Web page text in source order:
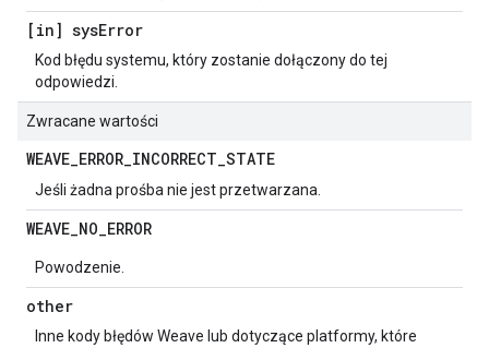
[in] sysError
Kod błędu systemu, który zostanie dołączony do tej
odpowiedzi.
Zwracane wartości
WEAVE_ERROR_INCORRECT_STATE
Jeśli żadna prośba nie jest przetwarzana.
WEAVE_NO_ERROR
Powodzenie.
other
Inne kody błędów Weave lub dotyczące platformy, które